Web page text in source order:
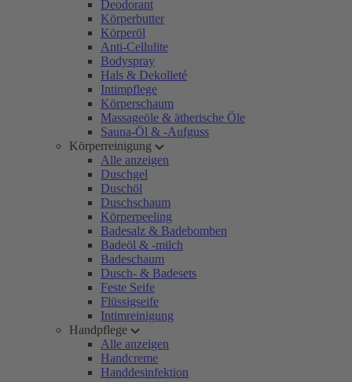
Deodorant
Körperbutter
Körperöl
Anti-Cellulite
Bodyspray
Hals & Dekolleté
Intimpflege
Körperschaum
Massageöle & ätherische Öle
Sauna-Öl & -Aufguss
Körperreinigung
Alle anzeigen
Duschgel
Duschöl
Duschschaum
Körperpeeling
Badesalz & Badebomben
Badeöl & -milch
Badeschaum
Dusch- & Badesets
Feste Seife
Flüssigseife
Intimreinigung
Handpflege
Alle anzeigen
Handcreme
Handdesinfektion